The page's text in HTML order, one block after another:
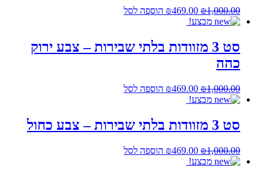
₪1,000.00
המחיר
המקורי
₪1,000.00.
₪469.00
המחיר
₪469.00.
הוספה לסל
מבצע!
סט 3 מזוודות בלתי שבירות – צבע ירוק
כהה
₪1,000.00
המחיר
המקורי
₪1,000.00.
₪469.00
המחיר
₪469.00.
הוספה לסל
מבצע!
סט 3 מזוודות בלתי שבירות – צבע כחול
₪1,000.00
המחיר
המקורי
₪469.00
המחיר
הוספה לסל
מבצע!